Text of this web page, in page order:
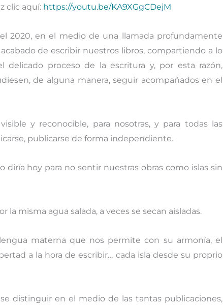
clic aquí: https://youtu.be/KA9XGgCDejM
2020, en el medio de una llamada profundamente
de escribir nuestros libros, compartiendo a lo
delicado proceso de la escritura y, por esta razón,
de alguna manera, seguir acompañados en el
y reconocible, para nosotras, y para todas las
publicarse de forma independiente.
diría hoy para no sentir nuestras obras como islas sin
la misma agua salada, a veces se secan aisladas.
materna que nos permite con su armonía, el
a la hora de escribir… cada isla desde su proprio
distinguir en el medio de las tantas publicaciones,